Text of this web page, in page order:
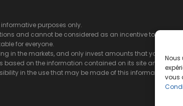
Nous
vous
purposes only.
and cannot be considered as an incentive to buy or
for everyone.
in the markets, and only invest amounts that you can
on the information contained on its site and its
in the use that may be made of this information